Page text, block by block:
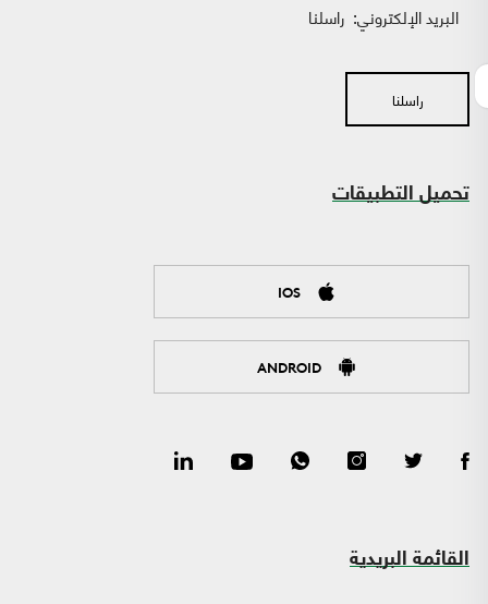
البريد الإلكتروني: راسلنا
راسلنا
تحميل التطبيقات
IOS
ANDROID
القائمة البريدية